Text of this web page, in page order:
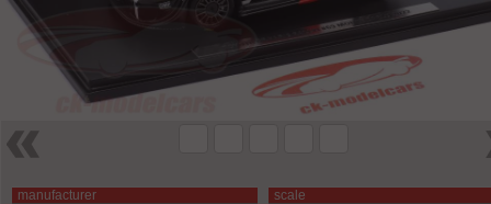
manufacturer scale